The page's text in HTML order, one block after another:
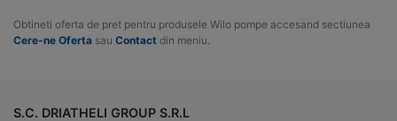
Obtineti oferta de pret pentru produsele Wilo pompe accesand sectiunea
Cere-ne Oferta sau Contact din meniu.
S.C. DRIATHELI GROUP S.R.L